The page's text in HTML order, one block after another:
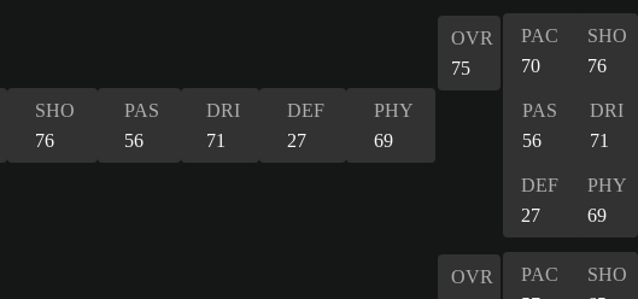
SHO
76
PAS
56
DRI
71
DEF
27
PHY
69
OVR
75
PAC
70
SHO
76
PAS
56
DRI
71
DEF
27
PHY
69
OVR
PAC
SHO